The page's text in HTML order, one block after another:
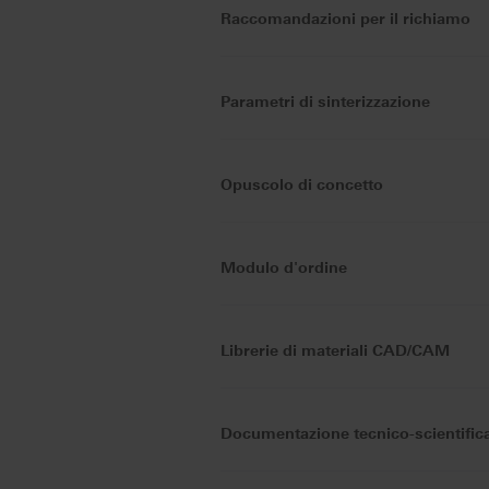
Raccomandazioni per il richiamo
Parametri di sinterizzazione
Opuscolo di concetto
Modulo d'ordine
Librerie di materiali CAD/CAM
Documentazione tecnico-